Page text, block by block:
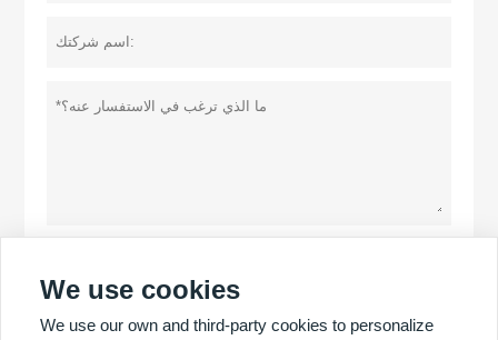
We use cookies
We use our own and third-party cookies to personalize